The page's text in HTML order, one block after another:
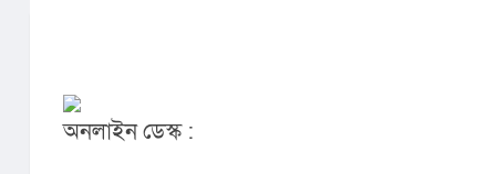
অনলাইন ডেস্ক :